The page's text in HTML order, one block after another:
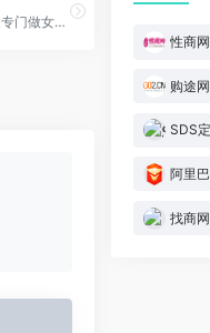
开山网(k3)是一家专门做女鞋货源批发的网站；数千家经过严格认证筛选的女鞋生产厂家为全国各地电商卖家、批发零售商提供稳定靠谱的女鞋货源，开山网每天展示丰富的一手货源女鞋，并……
性商网
找商网